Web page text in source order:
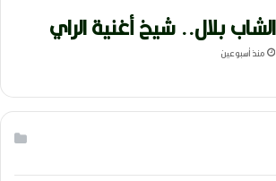
الشاب بلال.. شيخ أغنية الراي
منذ أسبوعين